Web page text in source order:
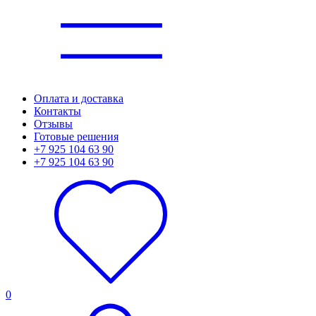
Оплата и доставка
Контакты
Отзывы
Готовые решения
+7 925 104 63 90
+7 925 104 63 90
0